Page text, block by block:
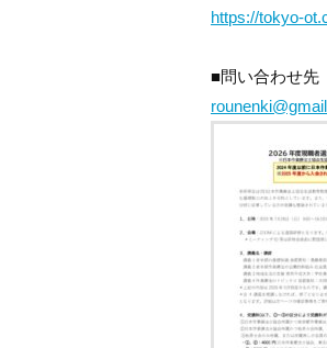
https://tokyo-
■問い合わせ先